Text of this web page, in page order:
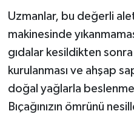
Uzmanlar, bu değerli
makinesinde
gıdalar kesildikten sonra
kurulanması ve ahşap
doğal yağlarla
Bıçağınızın ömrünü